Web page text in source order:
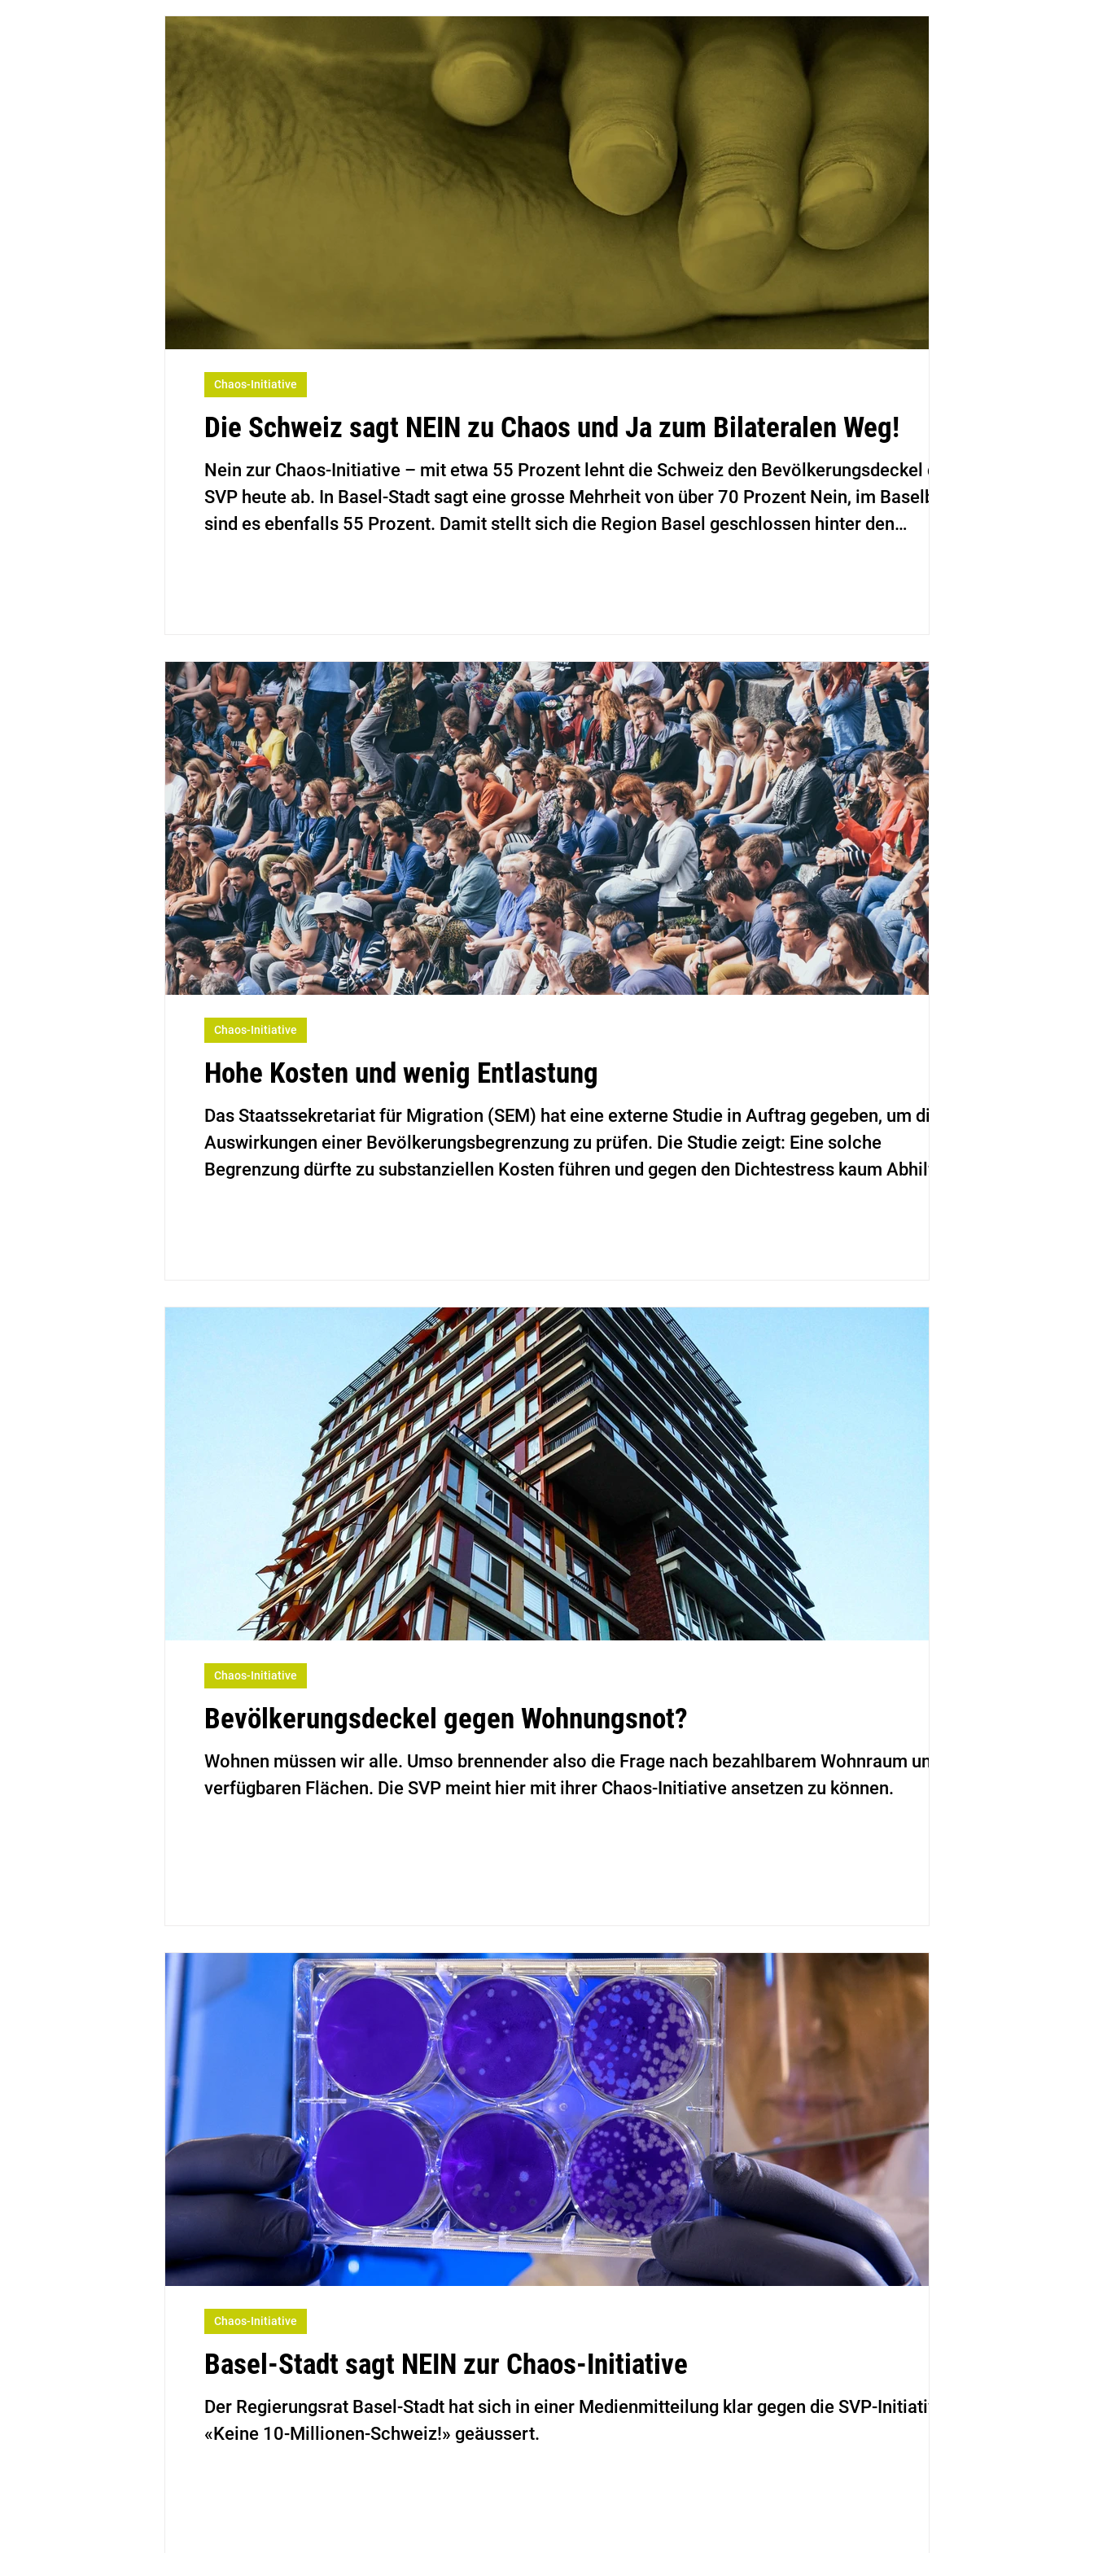
Die Schweiz sagt NEIN zu Chaos und Ja zum Bilateralen Weg!
Nein zur Chaos-Initiative – mit etwa 55 Prozent lehnt die Schweiz den Bevölkerungsdeckel der
SVP heute ab. In Basel-Stadt sagt eine grosse Mehrheit von über 70 Prozent Nein, im Baselbiet
sind es ebenfalls 55 Prozent. Damit stellt sich die Region Basel geschlossen hinter den
Chaos-Initiative
Hohe Kosten und wenig Entlastung
Das Staatssekretariat für Migration (SEM) hat eine externe Studie in Auftrag gegeben, um die
Auswirkungen einer Bevölkerungsbegrenzung zu prüfen. Die Studie zeigt: Eine solche
Begrenzung dürfte zu substanziellen Kosten führen und gegen den Dichtestress kaum Abhilfe
Chaos-Initiative
Bevölkerungsdeckel gegen Wohnungsnot?
Wohnen müssen wir alle. Umso brennender also die Frage nach bezahlbarem Wohnraum und
verfügbaren Flächen. Die SVP meint hier mit ihrer Chaos-Initiative ansetzen zu können.
Chaos-Initiative
Basel-Stadt sagt NEIN zur Chaos-Initiative
Der Regierungsrat Basel-Stadt hat sich in einer Medienmitteilung klar gegen die SVP-Initiative
«Keine 10-Millionen-Schweiz!» geäussert.
Chaos-Initiative